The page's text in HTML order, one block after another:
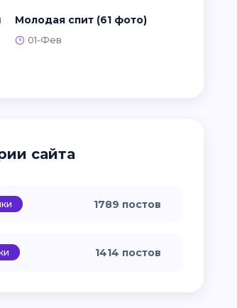
Молодая спит (61 фото)
01-Фев
сайта
1789 постов
1414 постов